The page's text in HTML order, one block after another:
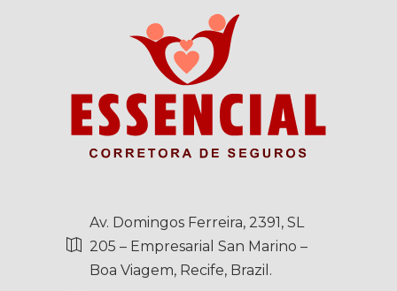
Av. Domingos Ferreira, 2391, SL
205 – Empresarial San Marino –
Boa Viagem, Recife, Brazil.